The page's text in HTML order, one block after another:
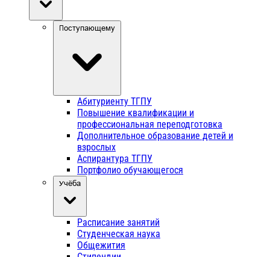
Поступающему
Абитуриенту ТГПУ
Повышение квалификации и
профессиональная переподготовка
Дополнительное образование детей и
взрослых
Аспирантура ТГПУ
Портфолио обучающегося
Учёба
Расписание занятий
Студенческая наука
Общежития